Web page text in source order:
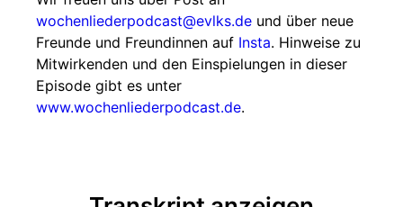
wochenliederpodcast@evlks.de und über neue
Freunde und Freundinnen auf Insta. Hinweise zu
Mitwirkenden und den Einspielungen in dieser
Episode gibt es unter
www.wochenliederpodcast.de.